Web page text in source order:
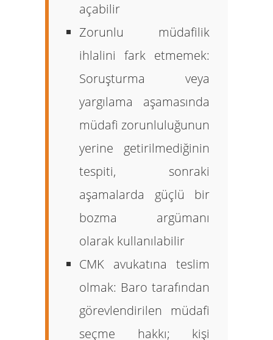
açabilir
Zorunlu müdafilik
ihlalini fark etmemek:
Soruşturma veya
yargılama aşamasında
müdafi zorunluluğunun
yerine getirilmediğinin
tespiti, sonraki
aşamalarda güçlü bir
bozma argümanı
olarak kullanılabilir
CMK avukatına teslim
olmak: Baro tarafından
görevlendirilen müdafi
seçme hakkı; kişi